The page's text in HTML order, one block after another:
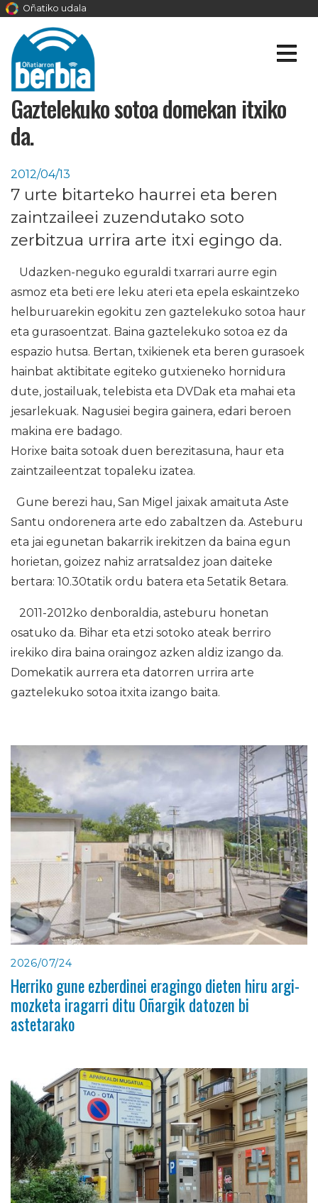
Oñatiko udala
Gaztelekuko sotoa domekan itxiko
da.
2012/04/13
7 urte bitarteko haurrei eta beren
zaintzaileei zuzendutako soto
zerbitzua urrira arte itxi egingo da.
Udazken-neguko eguraldi txarrari aurre egin
asmoz eta beti ere leku ateri eta epela eskaintzeko
helburuarekin egokitu zen gaztelekuko sotoa haur
eta gurasoentzat. Baina gaztelekuko sotoa ez da
espazio hutsa. Bertan, txikienek eta beren gurasoek
hainbat aktibitate egiteko gutxieneko hornidura
dute, jostailuak, telebista eta DVDak eta mahai eta
jesarlekuak. Nagusiei begira gainera, edari beroen
makina ere badago.
Horixe baita sotoak duen berezitasuna, haur eta
zaintzaileentzat topaleku izatea.
Gune berezi hau, San Migel jaixak amaituta Aste
Santu ondorenera arte edo zabaltzen da. Asteburu
eta jai egunetan bakarrik irekitzen da baina egun
horietan, goizez nahiz arratsaldez joan daiteke
bertara: 10.30tatik ordu batera eta 5etatik 8etara.
2011-2012ko denboraldia, asteburu honetan
osatuko da. Bihar eta etzi sotoko ateak berriro
irekiko dira baina oraingoz azken aldiz izango da.
Domekatik aurrera eta datorren urrira arte
gaztelekuko sotoa itxita izango baita.
2026/07/24
Herriko gune ezberdinei eragingo dieten hiru argi-
mozketa iragarri ditu Oñargik datozen bi
astetarako